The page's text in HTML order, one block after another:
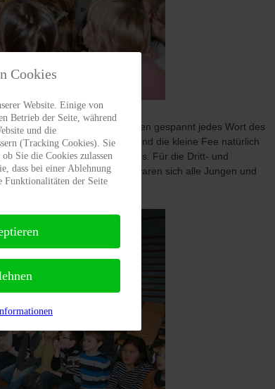
klatschen, jubeln und verfolgen gespannt jedes Wort des
Abkürzung für Josef Koller) und die kleine Fee natürlich
zum Duell heraus. Für die Dritt- und
vor und auch da waren sich alle Jungen und
wie die Geschichte endet.“
Cookies
Website. Einige von
Betrieb der Seite, während
und die
(Tracking Cookies). Sie
Sie die Cookies zulassen
dass bei einer Ablehnung
der Seite